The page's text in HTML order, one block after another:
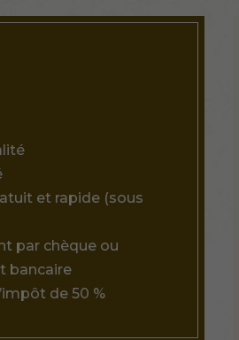
et rapide (sous
par chèque ou
bancaire
de 50 %